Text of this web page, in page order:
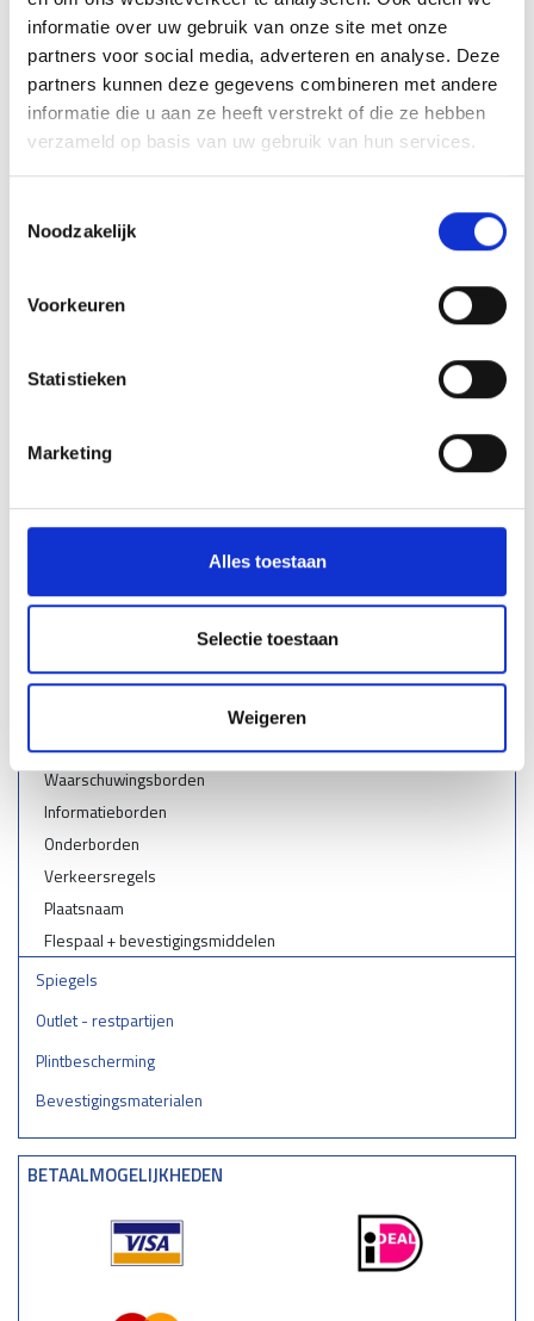
informatie over uw gebruik van onze site met onze
partners voor social media, adverteren en analyse. Deze
partners kunnen deze gegevens combineren met andere
informatie die u aan ze heeft verstrekt of die ze hebben
verzameld op basis van uw gebruik van hun services.
Noodzakelijk
Voorkeuren
Statistieken
Marketing
Alles toestaan
Selectie toestaan
Weigeren
Wieldwingers
Verkeersremmendmaatregelen - drempels/ruggen/parkeerstops
Gladheidsbestrijding
Afzettingen - Flexpalen/Hekken/Diamantkoppalen
Stootrand & Stootlijst
Leuningen
Kunststof barriers
Toegangscontrole
Overige aanrijdbeveiliging
Rijrichting
Geboden en verboden
Waarschuwingsborden
Informatieborden
Onderborden
Verkeersregels
Plaatsnaam
Flespaal + bevestigingsmiddelen
Spiegels
Outlet - restpartijen
Plintbescherming
Bevestigingsmaterialen
BETAALMOGELIJKHEDEN